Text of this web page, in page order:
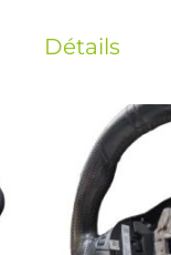
Détails